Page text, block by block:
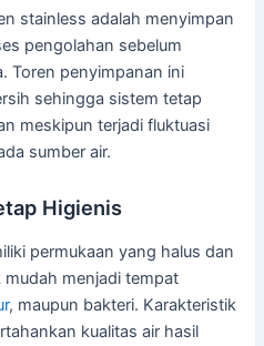
stainless adalah menyimpan
pengolahan sebelum
Toren penyimpanan ini
sehingga sistem tetap
meskipun terjadi fluktuasi
sumber air.
Higienis
permukaan yang halus dan
menjadi tempat
, maupun bakteri. Karakteristik
kualitas air hasil